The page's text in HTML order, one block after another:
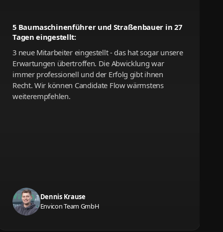
5 Baumaschinenführer und Straßenbauer in 27
Tagen eingestellt:
3 neue Mitarbeiter eingestellt - das hat sogar unsere
Erwartungen übertroffen. Die Abwicklung war
immer professionell und der Erfolg gibt ihnen
Recht. Wir können Candidate Flow wärmstens
weiterempfehlen.
Dennis Krause
Envicon Team GmbH